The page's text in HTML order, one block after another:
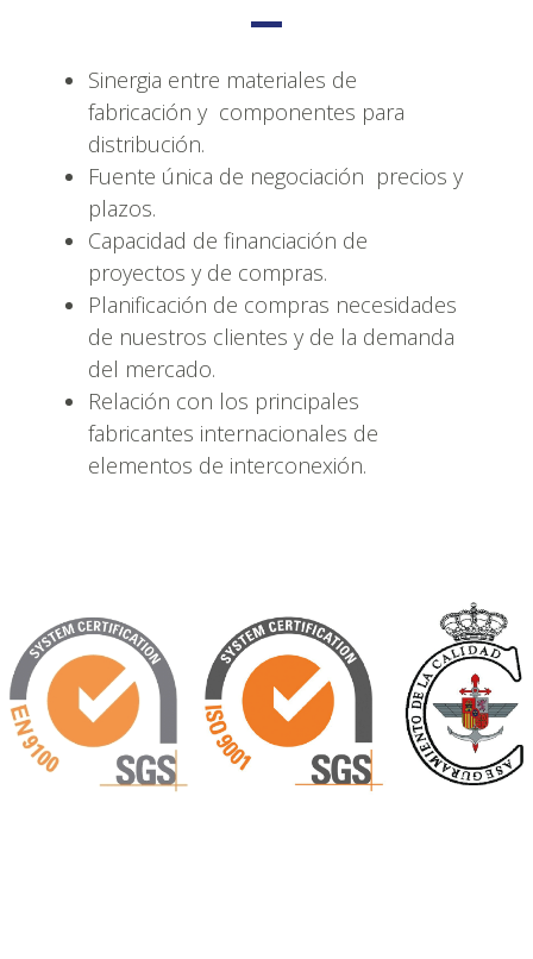
Sinergia entre materiales de
fabricación y componentes para
distribución.
Fuente única de negociación precios y
plazos.
Capacidad de financiación de
proyectos y de compras.
Planificación de compras necesidades
de nuestros clientes y de la demanda
del mercado.
Relación con los principales
fabricantes internacionales de
elementos de interconexión.